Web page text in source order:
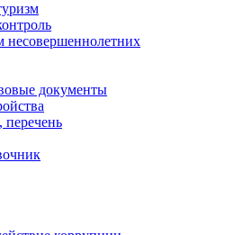
несовершеннолетних
документы